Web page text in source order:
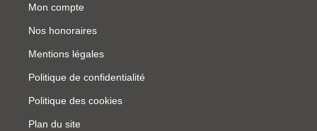
Mon compte
Nos honoraires
Mentions légales
Politique de confidentialité
Politique des cookies
Plan du site